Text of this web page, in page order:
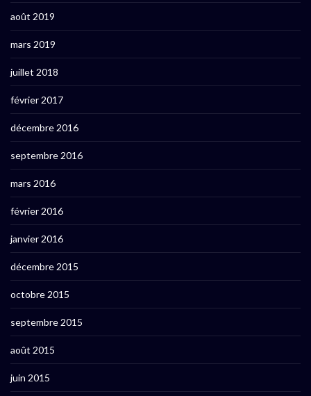
août 2019
mars 2019
juillet 2018
février 2017
décembre 2016
septembre 2016
mars 2016
février 2016
janvier 2016
décembre 2015
octobre 2015
septembre 2015
août 2015
juin 2015